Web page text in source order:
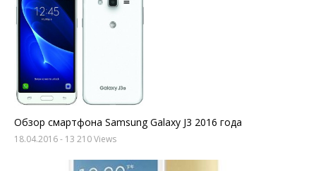
Обзор смартфона Samsung Galaxy J3 2016 года
18.04.2016- 13 210 Views